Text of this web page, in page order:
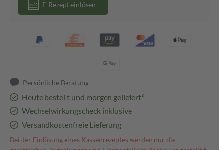
E-Rezept einlösen
Persönliche Beratung
Heute bestellt und morgen geliefert³
Wechselwirkungscheck inklusive
Versandkostenfreie Lieferung
Bei der Einlösung eines Kassenrezeptes werden nur die